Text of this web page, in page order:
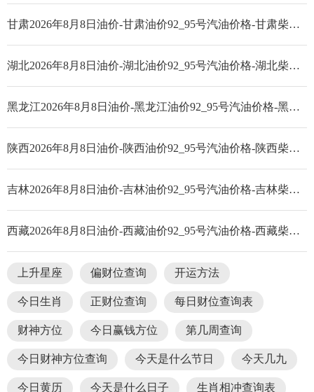
甘肃2026年8月8日油价-甘肃油价92_95号汽油价格-甘肃柴油价格
湖北2026年8月8日油价-湖北油价92_95号汽油价格-湖北柴油价格
黑龙江2026年8月8日油价-黑龙江油价92_95号汽油价格-黑龙江柴油价格
陕西2026年8月8日油价-陕西油价92_95号汽油价格-陕西柴油价格
吉林2026年8月8日油价-吉林油价92_95号汽油价格-吉林柴油价格
西藏2026年8月8日油价-西藏油价92_95号汽油价格-西藏柴油价格
上升星座 偏财位查询 开运方法
今日生肖 正财位查询 每日财位查询表
财神方位 今日赢钱方位 第几周查询
今日财神方位查询 今天是什么节日 今天几九
今日黄历 今天是什么日子 生肖相冲查询表